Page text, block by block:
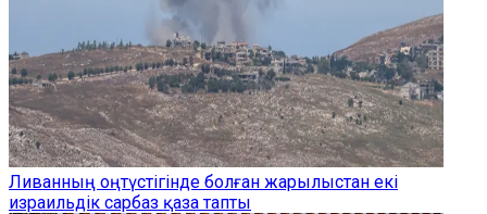
Ливанның оңтүстігінде болған жарылыстан екі
израильдік сарбаз қаза тапты